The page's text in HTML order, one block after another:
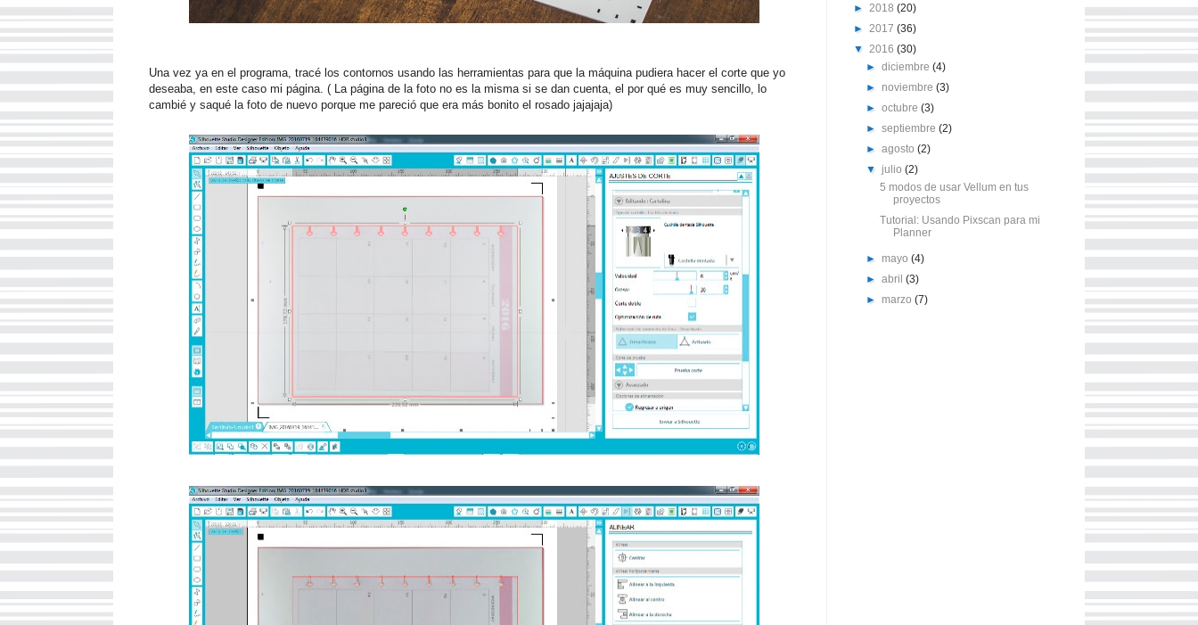
Una vez ya en el programa, tracé los contornos usando las herramientas para que la máquina pudiera hacer el corte que yo
deseaba, en este caso mi página. ( La página de la foto no es la misma si se dan cuenta, el por qué es muy sencillo, lo
cambié y saqué la foto de nuevo porque me pareció que era más bonito el rosado jajajaja)
► 2018 (20)
► 2017 (36)
▼ 2016 (30)
►diciembre(4)
► noviembre(3)
►octubre(3)
►septiembre(2)
►agosto(2)
▼julio(2)
5 modos de usar Vellum en tus
proyectos
Tutorial: Usando Pixscan para mi
Planner
► mayo(4)
►abril(3)
► marzo(7)